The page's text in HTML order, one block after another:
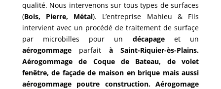
qualité. Nous intervenons sur tous types de surfaces
(Bois, Pierre, Métal). L’entreprise Mahieu & Fils
intervient avec un procédé de traitement de surfaçe
par microbilles pour un décapageet un
aérogommageparfait à
Saint-Riquier-ès-Plains.
Aérogommage de Coque de Bateau, de volet
fenêtre, de façade de maison en brique mais aussi
aérogommage poutre construction. Aérogomage